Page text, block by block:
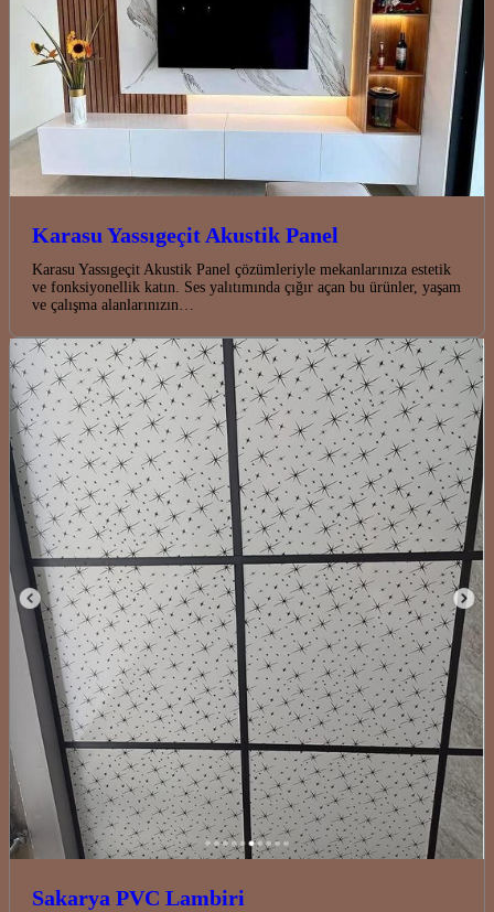
Karasu Yassıgeçit Akustik Panel
Karasu Yassıgeçit Akustik Panel çözümleriyle mekanlarınıza estetik
ve fonksiyonellik katın. Ses yalıtımında çığır açan bu ürünler, yaşam
ve çalışma alanlarınızın…
Sakarya PVC Lambiri